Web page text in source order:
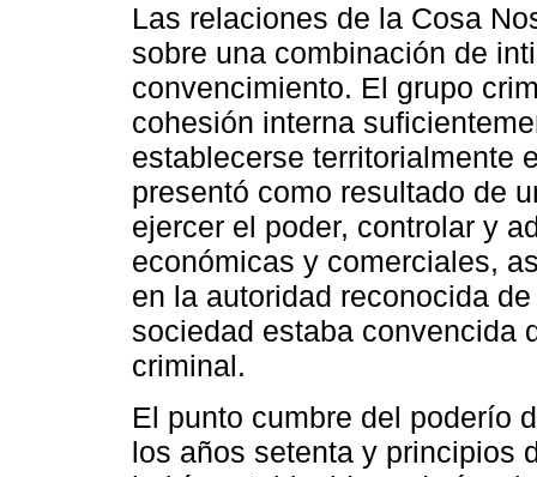
Las relaciones de la Cosa
sobre una combinación de
convencimiento. El grupo
cohesión interna
establecerse territorialmente
presentó como resultado de
ejercer el poder, controlar y
económicas y comerciales,
en la autoridad reconocida
sociedad estaba convencida
criminal.
El punto cumbre del poderío
los años setenta y principios